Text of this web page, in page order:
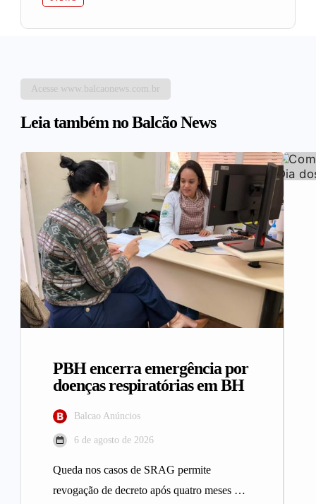
Acesse www.balcaonews.com.br
Leia também no Balcão News
PBH encerra emergência por
doenças respiratórias em BH
Balcao Anúncios
6 de agosto de 2026
Queda nos casos de SRAG permite
revogação de decreto após quatro meses A